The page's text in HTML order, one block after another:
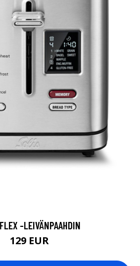
-LEIVÄNPAAHDIN
129 EUR